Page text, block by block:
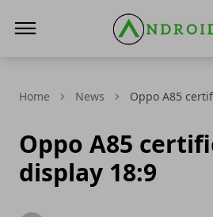
Home News Oppo A85
Oppo A85
display 18:9